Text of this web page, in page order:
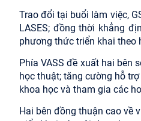
Trao đổi tại buổi làm việc,
LASES; đồng thời khẳng
phương thức triển khai theo
Phía VASS đề xuất hai bên
học thuật; tăng cường hỗ
khoa học và tham gia các
Hai bên đồng thuận cao về